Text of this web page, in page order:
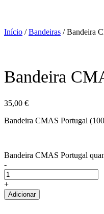
Início /Bandeiras / Bandeira
Bandeira
35,00 €
Bandeira CMAS Portugal
Bandeira CMAS Portugal
-
+
Adicionar